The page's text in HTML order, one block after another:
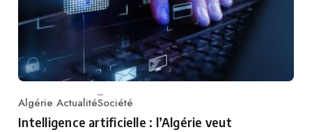
Category
Algérie ActualitéSociété
Intelligence artificielle : l’Algérie veut